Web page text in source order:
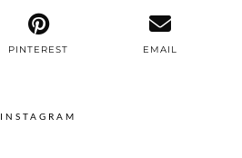
PINTEREST EMAIL
INSTAGRAM